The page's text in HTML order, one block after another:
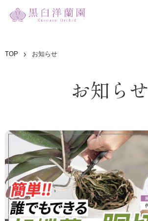
TOP お知らせ
お知らせ